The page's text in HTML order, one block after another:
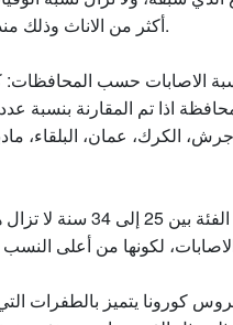
أكثر من الاناث وذلك منذ بداية الجائحة.
الاصابات حسب
اذا تم المقارنة بنسبة عدد
الكرك، عمان، البلقاء،
وشدد على أن الفئة بين 25
كورونا يتميز بالطفرات التي